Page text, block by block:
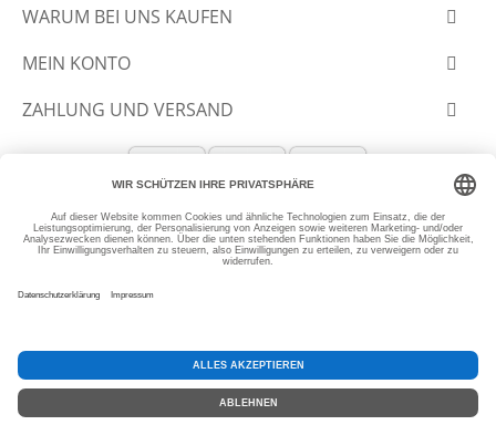
WARUM BEI UNS KAUFEN
MEIN KONTO
ZAHLUNG UND VERSAND
© 2012-2026 SLANTASTOFFE.DE